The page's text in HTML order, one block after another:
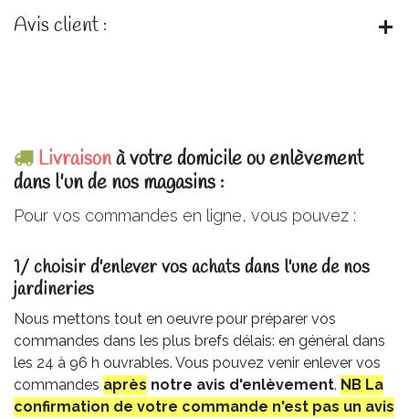
Avis client :
Livraisonà votre domicile ou enlèvement
dans l'un de nos magasins :
Pour vos commandes en ligne, vous pouvez :
1/ choisir d'enlever vos achats dans l'une de nos
jardineries​
Nous mettons tout en oeuvre pour préparer vos
commandes dans les plus brefs délais: en général dans
les 24 à 96 h ouvrables. Vous pouvez venir enlever vos
commandes après notre avis d'enlèvement. NB La
confirmation de votre commande n'est pas un avis